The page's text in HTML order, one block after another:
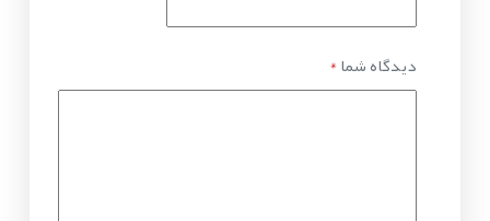
دیدگاه شما*